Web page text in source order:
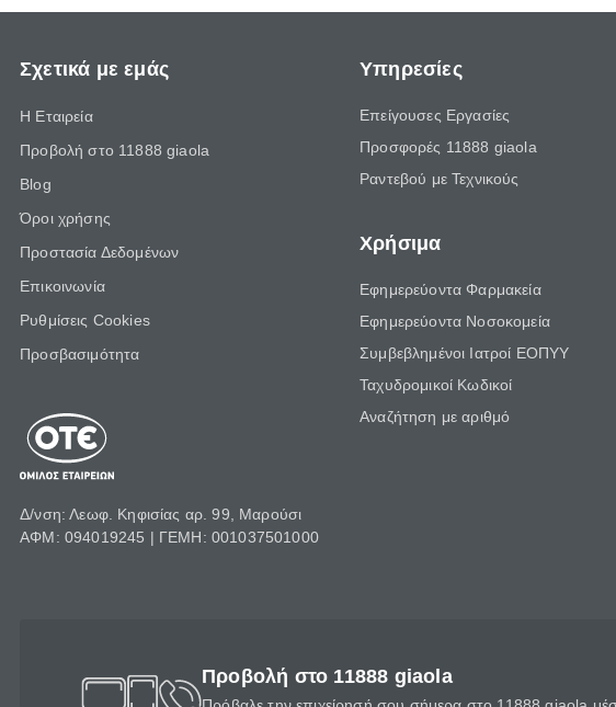
Σχετικά με εμάς
Η Εταιρεία
Προβολή στο 11888 giaola
Blog
Όροι χρήσης
Προστασία Δεδομένων
Επικοινωνία
Ρυθμίσεις Cookies
Προσβασιμότητα
Δ/νση: Λεωφ. Κηφισίας αρ. 99, Μαρούσι
ΑΦΜ: 094019245 | ΓΕΜΗ: 001037501000
Υπηρεσίες
Επείγουσες Εργασίες
Προσφορές 11888 giaola
Ραντεβού με Τεχνικούς
Χρήσιμα
Εφημερεύοντα Φαρμακεία
Εφημερεύοντα Νοσοκομεία
Συμβεβλημένοι Ιατροί ΕΟΠΥΥ
Ταχυδρομικοί Κωδικοί
Αναζήτηση με αριθμό
Προβολή στο 11888 giaola